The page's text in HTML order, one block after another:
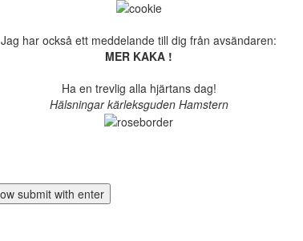
Jag har också ett meddelande till dig från avsändaren:
MER KAKA !
Ha en trevlig alla hjärtans dag!
Hälsningar kärleksguden Hamstern